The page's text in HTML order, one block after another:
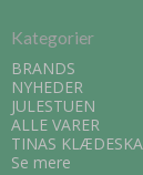
Kategorier
BRANDS
NYHEDER
JULESTUEN
ALLE VARER
TINAS
Se mere